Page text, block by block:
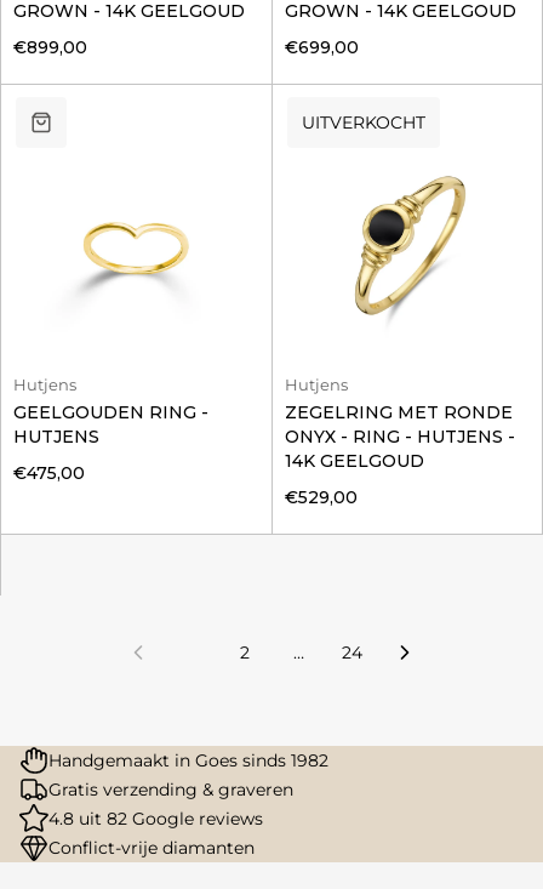
GROWN - 14K GEELGOUD
€899,00
GROWN - 14K GEELGOUD
€699,00
Hutjens
GEELGOUDEN RING -
HUTJENS
€475,00
UITVERKOCHT
Hutjens
ZEGELRING MET RONDE
ONYX - RING - HUTJENS -
14K GEELGOUD
€529,00
2 … 24
Handgemaakt in Goes sinds 1982
Gratis verzending & graveren
4.8 uit 82 Google reviews
Conflict-vrije diamanten